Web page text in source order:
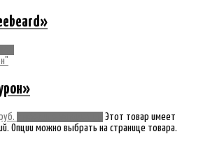
Этот товар имеет
Опции можно выбрать на странице товара.